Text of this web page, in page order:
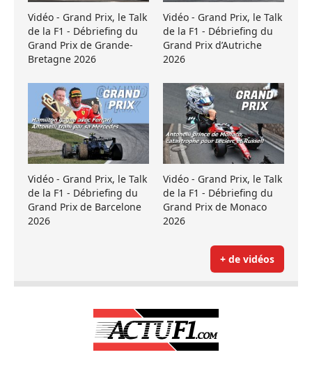
Vidéo - Grand Prix, le Talk
de la F1 - Débriefing du
Grand Prix de Grande-
Bretagne 2026
Vidéo - Grand Prix, le Talk
de la F1 - Débriefing du
Grand Prix d’Autriche
2026
Vidéo - Grand Prix, le Talk
de la F1 - Débriefing du
Grand Prix de Barcelone
2026
Vidéo - Grand Prix, le Talk
de la F1 - Débriefing du
Grand Prix de Monaco
2026
+ de vidéos